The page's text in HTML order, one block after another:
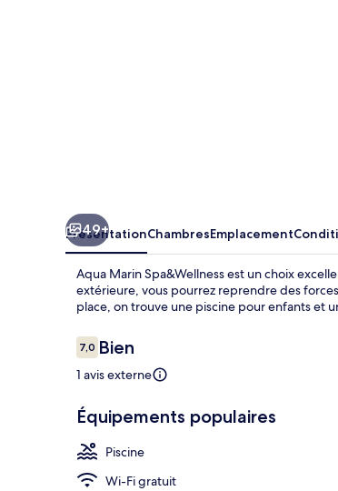
49+
PrésentationChambresEmplacement
Aqua Marin Spa&Wellness est un choix
extérieure, vous pourrez reprendre des
place, on trouve une piscine pour enfants et
Avis
voyageurs
7,07,0 sur 10
Bien
1 avis externe
Équipements populaires
Piscine
Wi-Fi gratuit